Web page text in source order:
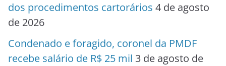
dos procedimentos cartorários 4 de agosto
de 2026
Condenado e foragido, coronel da PMDF
recebe salário de R$ 25 mil 3 de agosto de